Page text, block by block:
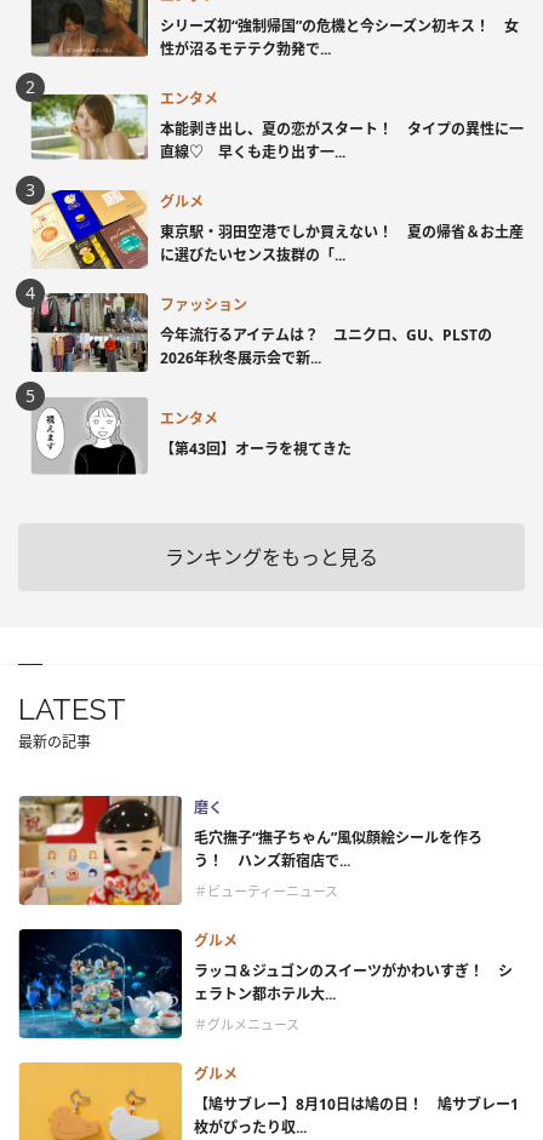
シリーズ初“強制帰国”の危機と今シーズン初キス！ 女
性が沼るモテテク勃発で...
エンタメ
本能剥き出し、夏の恋がスタート！ タイプの異性に一
直線♡ 早くも走り出す一...
グルメ
東京駅・羽田空港でしか買えない！ 夏の帰省＆お土産
に選びたいセンス抜群の「...
ファッション
今年流行るアイテムは？ ユニクロ、GU、PLSTの
2026年秋冬展示会で新...
エンタメ
【第43回】オーラを視てきた
ランキングをもっと見る
LATEST
最新の記事
磨く
毛穴撫子“撫子ちゃん”風似顔絵シールを作ろ
う！ ハンズ新宿店で...
＃ビューティーニュース
グルメ
ラッコ＆ジュゴンのスイーツがかわいすぎ！ シ
ェラトン都ホテル大...
＃グルメニュース
グルメ
【鳩サブレー】8月10日は鳩の日！ 鳩サブレー1
枚がぴったり収...